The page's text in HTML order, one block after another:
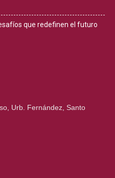
que redefinen el futuro
Urb. Fernández, Santo